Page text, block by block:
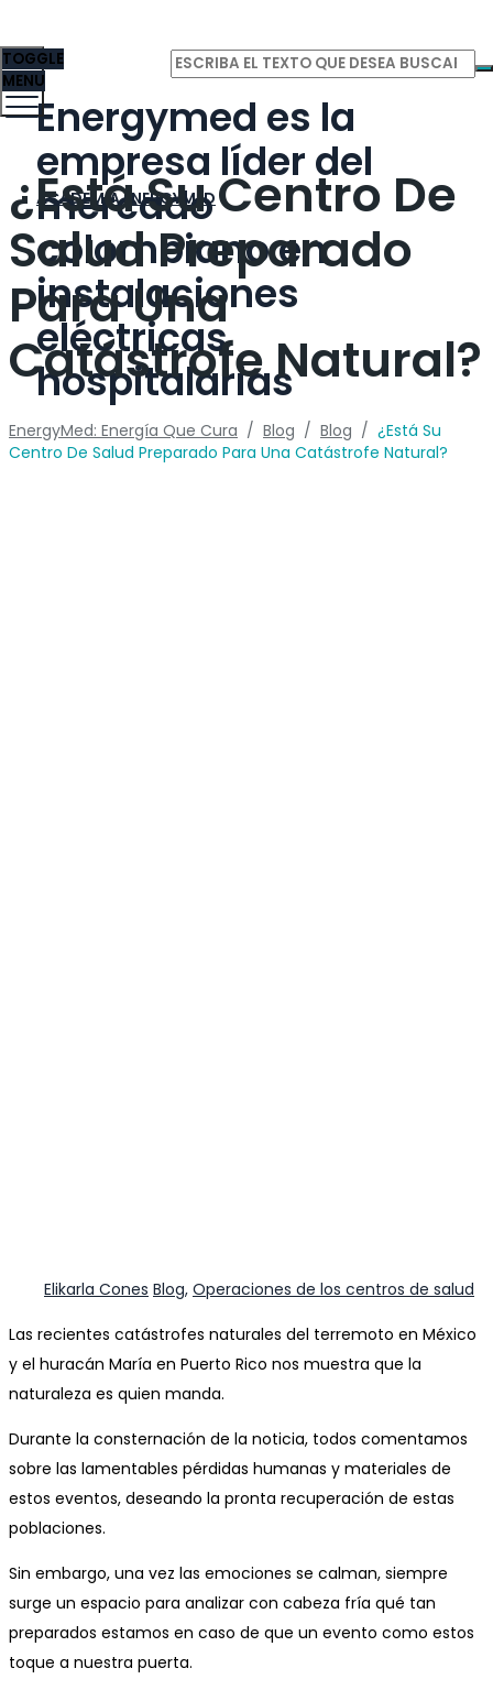
Energymed es la
empresa líder del
mercado
colombiano en
instalaciones
eléctricas
hospitalarias
ACADEMIA ENERGYMED
TOGGLE
MENU
¿Está Su Centro De
Salud Preparado
Para Una
Catástrofe Natural?
EnergyMed: Energía Que Cura / Blog / Blog / ¿Está Su
Centro De Salud Preparado Para Una Catástrofe Natural?
Elikarla Cones Blog, Operaciones de los centros de salud
Las recientes catástrofes naturales del terremoto en México
y el huracán María en Puerto Rico nos muestra que la
naturaleza es quien manda.
Durante la consternación de la noticia, todos comentamos
sobre las lamentables pérdidas humanas y materiales de
estos eventos, deseando la pronta recuperación de estas
poblaciones.
Sin embargo, una vez las emociones se calman, siempre
surge un espacio para analizar con cabeza fría qué tan
preparados estamos en caso de que un evento como estos
toque a nuestra puerta.